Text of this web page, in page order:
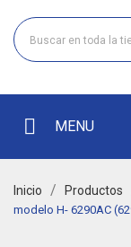
MENU
Inicio Productos
modelo H- 6290AC